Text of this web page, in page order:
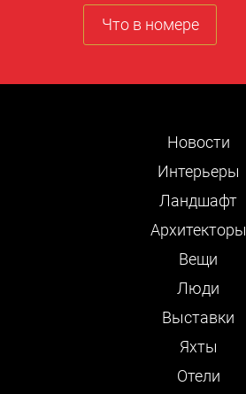
Что в номере
Новости
Интерьеры
Ландшафт
Архитекторы
Вещи
Люди
Выставки
Яхты
Отели